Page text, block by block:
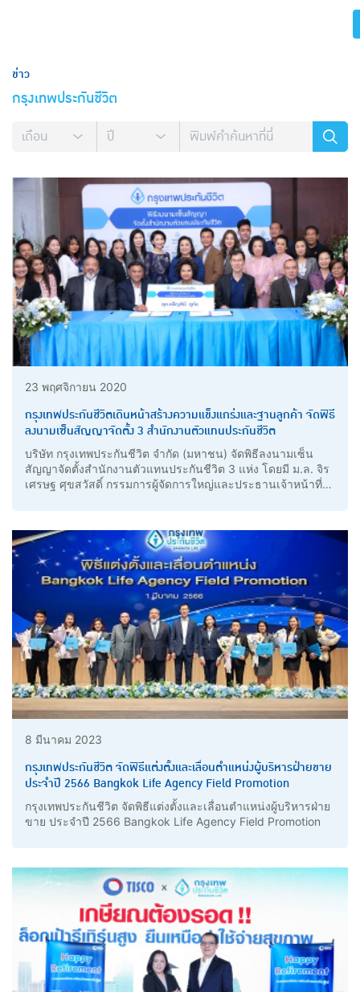
ข่าว
กรุงเทพประกันชีวิต
23 พฤศจิกายน 2020
กรุงเทพประกันชีวิตเดินหน้าสร้างความแข็งแกร่งและฐานลูกค้า จัดพิธี
ลงนามเซ็นสัญญาจัดตั้ง 3 สำนักงานตัวแทนประกันชีวิต
บริษัท กรุงเทพประกันชีวิต จำกัด (มหาชน) จัดพิธีลงนามเซ็น
สัญญาจัดตั้งสำนักงานตัวแทนประกันชีวิต 3 แห่ง โดยมี ม.ล. จิร
เศรษฐ ศุขสวัสดิ์ กรรมการผู้จัดการใหญ่และประธานเจ้าหน้าที่
8 มีนาคม 2023
กรุงเทพประกันชีวิต จัดพิธีแต่งตั้งและเลื่อนตำแหน่งผู้บริหารฝ่ายขาย
ประจำปี 2566 Bangkok Life Agency Field Promotion
กรุงเทพประกันชีวิต จัดพิธีแต่งตั้งและเลื่อนตำแหน่งผู้บริหารฝ่าย
ขาย ประจำปี 2566 Bangkok Life Agency Field Promotion